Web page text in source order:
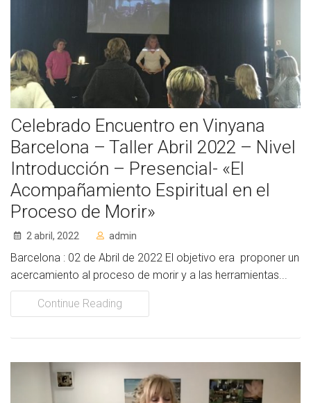
Celebrado Encuentro en Vinyana
Barcelona – Taller Abril 2022 – Nivel
Introducción – Presencial- «El
Acompañamiento Espiritual en el
Proceso de Morir»
2 abril, 2022 admin
Barcelona : 02 de Abril de 2022 El objetivo era proponer un
acercamiento al proceso de morir y a las herramientas...
Continue Reading